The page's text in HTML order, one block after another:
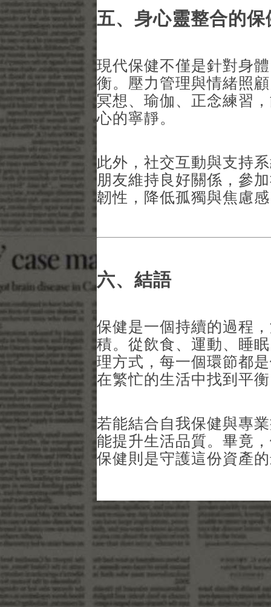
五、身心靈整合的保
現代保健不僅是針對身
衡。壓力管理與情緒照
冥想、瑜伽、正念練習
心的寧靜。
此外，社交互動與支持
朋友維持良好關係，參
韌性，降低孤獨與焦慮
六、結語
保健是一個持續的過程
積。從飲食、運動、睡
理方式，每一個環節都
在繁忙的生活中找到平
若能結合自我保健與專
能提升生活品質。畢竟
保健則是守護這份資產